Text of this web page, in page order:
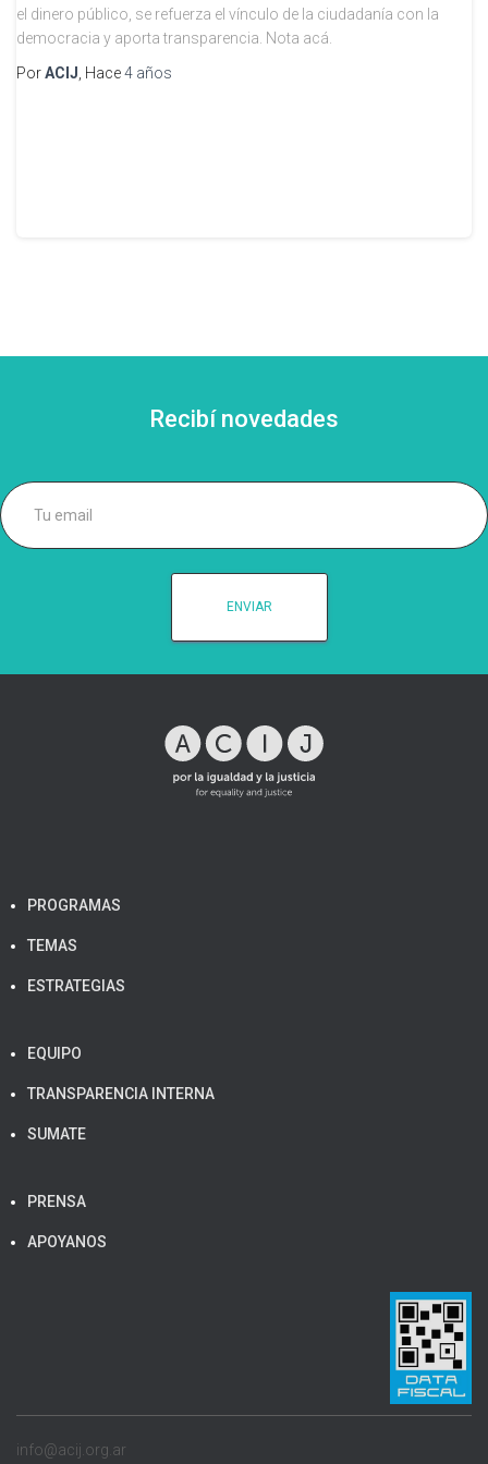
el dinero público, se refuerza el vínculo de la ciudadanía con la
democracia y aporta transparencia. Nota acá.
PorACIJ , Hace4 años
Recibí novedades
PROGRAMAS
TEMAS
ESTRATEGIAS
EQUIPO
TRANSPARENCIA INTERNA
SUMATE
PRENSA
APOYANOS
info@acij.org.ar